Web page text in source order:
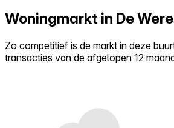
Woningmarkt in De
Zo competitief is de markt in deze
transacties van de afgelopen 12